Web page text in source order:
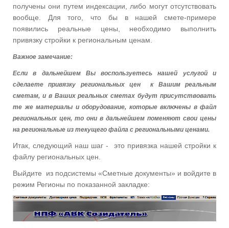
получены они путем индексации, либо могут отсутствовать
вообще. Для того, что бы в нашей смете-примере
появились реальные цены, необходимо выполнить
привязку стройки к региональным ценам.
Важное замечание:
Если в дальнейшем Вы воспользуетесь нашей услугой и
сделаете привязку региональных цен
к Вашим реальным
сметам, и в Ваших реальных сметах будут присутствовать
те же материалы и оборудование, которые включены в файл
региональных цен, то они в дальнейшем поменяют свои цены
на региональные из текущего файла с региональными ценами.
Итак, следующий наш шаг -
это привязка нашей стройки к
файлу региональных цен.
Выйдите
из подсистемы «Сметные документы» и войдите в
режим Регионы по показанной закладке: